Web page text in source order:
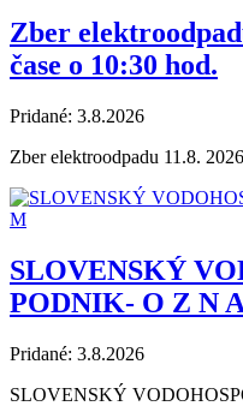
Zber
čase o 10:30 hod.
Pridané: 3.8.2026
Zber elektroodpadu 11.8.
SLOVENSKÝ
PODNIK- O Z N
Pridané: 3.8.2026
SLOVENSKÝ